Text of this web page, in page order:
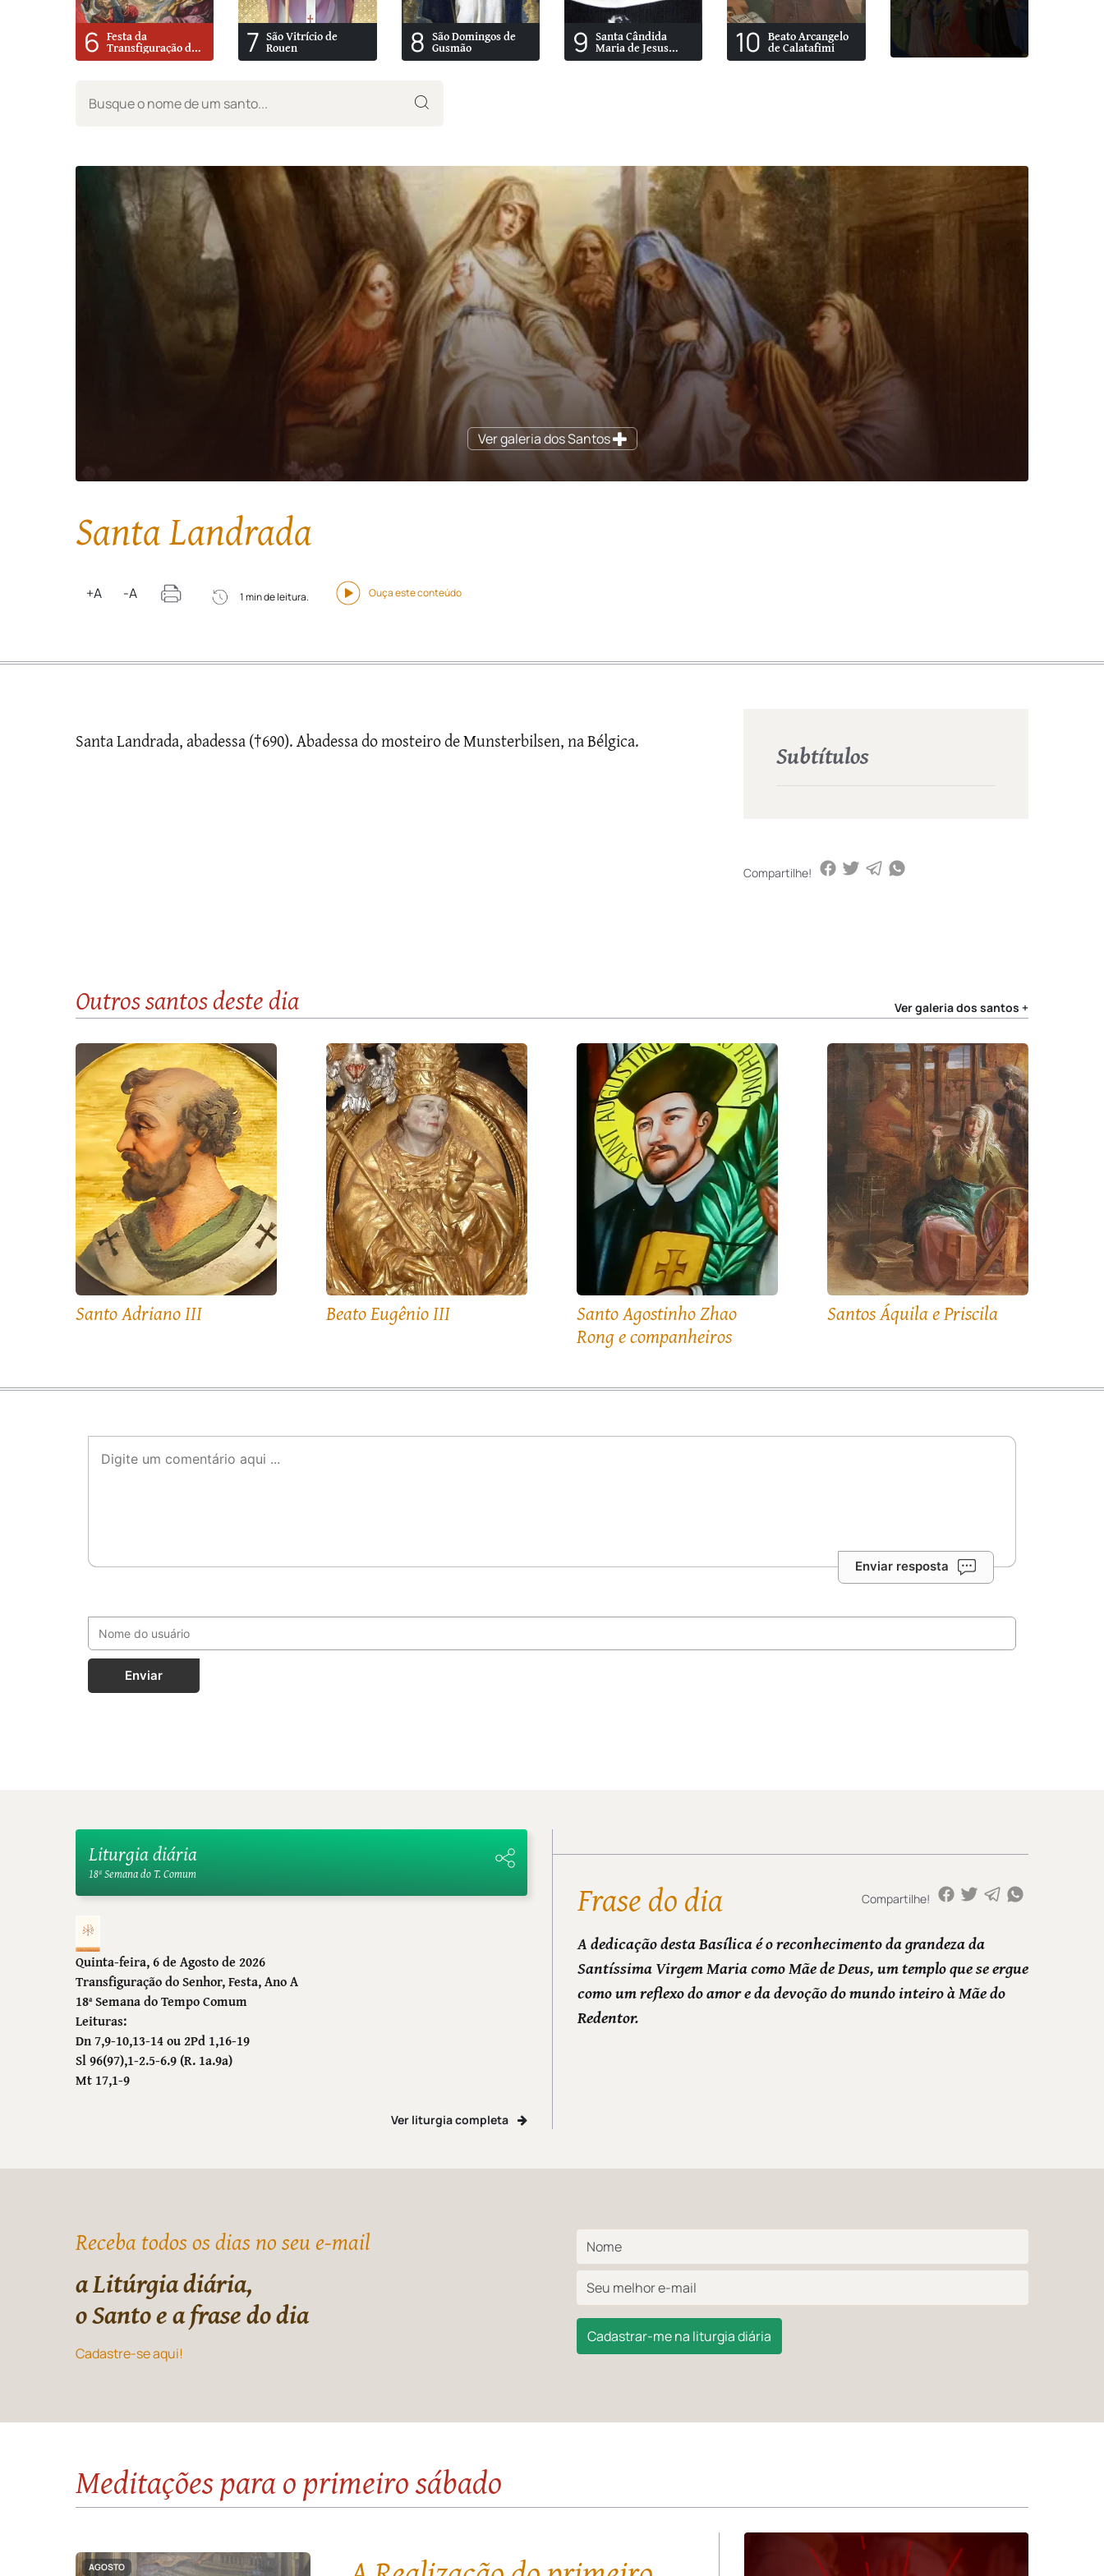
6 Festa da
Transfiguração do
Senhor No Monte 7 São Vitrício de
Rouen 8 São Domingos de
Gusmão 9 Santa Cândida
Maria de Jesus
Cipitria 10 Beato Arcangelo
de Calatafimi
Ver galeria dos Santos
Santa Landrada
+A -A 1 min de leitura. Ouça este conteúdo
Santa Landrada, abadessa (†690). Abadessa do mosteiro de Munsterbilsen, na Bélgica. Subtítulos
Compartilhe!
Outros santosdeste dia Ver galeria dos santos +
Santo Adriano III Beato Eugênio III
Santo Agostinho Zhao
Rong e companheiros
Santos Áquila e Priscila
Enviar resposta
Enviar
Liturgia diária
18ª Semana do T. Comum
Quinta-feira, 6 de Agosto de 2026
Transfiguração do Senhor, Festa, Ano A
18ª Semana do Tempo Comum
Leituras:
Dn 7,9-10,13-14 ou 2Pd 1,16-19
Sl 96(97),1-2.5-6.9 (R. 1a.9a)
Mt 17,1-9
Ver liturgia completa
Frase do dia Compartilhe!
A dedicação desta Basílica é o reconhecimento da grandeza da
Santíssima Virgem Maria como Mãe de Deus, um templo que se ergue
como um reflexo do amor e da devoção do mundo inteiro à Mãe do
Redentor.
Receba todos os dias no seu e-mail
a Litúrgia diária,
o Santo e a frase do dia
Cadastre-se aqui!
Cadastrar-me na liturgia diária
Meditações para o primeiro sábado
AGOSTO